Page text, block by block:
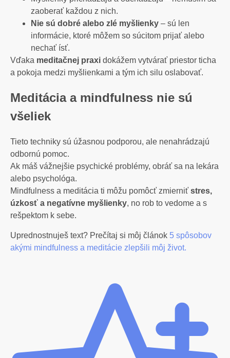
zaoberať každou z nich.
Nie sú dobré alebo zlé myšlienky – sú len
informácie, ktoré môžem so súcitom prijať alebo
nechať ísť.
Vďaka meditačnej praxi dokážem vytvárať priestor ticha
a pokoja medzi myšlienkami a tým ich silu oslabovať.
Meditácia a mindfulness nie sú
všeliek
Tieto techniky sú úžasnou podporou, ale nenahrádzajú
odbornú pomoc.
Ak máš vážnejšie psychické problémy, obráť sa na lekára
alebo psychológa.
Mindfulness a meditácia ti môžu pomôcť zmierniť stres,
úzkosť a negatívne myšlienky, no rob to vedome a s
rešpektom k sebe.
Uprednostnuješ text? Prečítaj si môj článok 5 spôsobov
akými mindfulness a meditácie zlepšili môj život.